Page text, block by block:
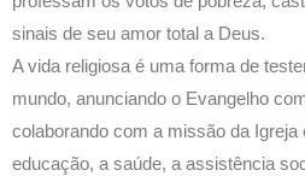
sinais de seu amor total a Deus.
A vida religiosa é uma forma de
mundo, anunciando o Evangelho
colaborando com a missão da
educação, a saúde, a assistência